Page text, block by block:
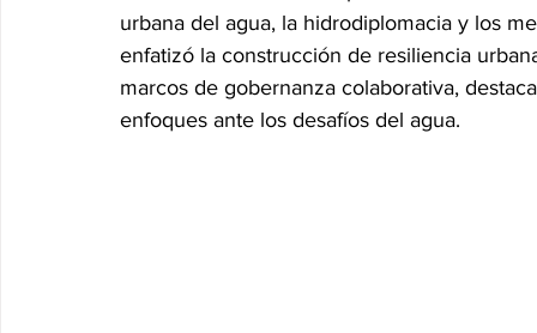
urbana del agua, la hidrodiplomacia y los
enfatizó la construcción de resiliencia
marcos de gobernanza colaborativa,
enfoques ante los desafíos del agua.